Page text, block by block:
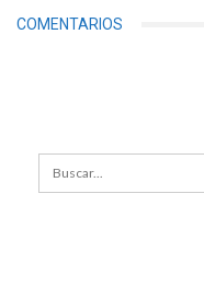
COMENTARIOS